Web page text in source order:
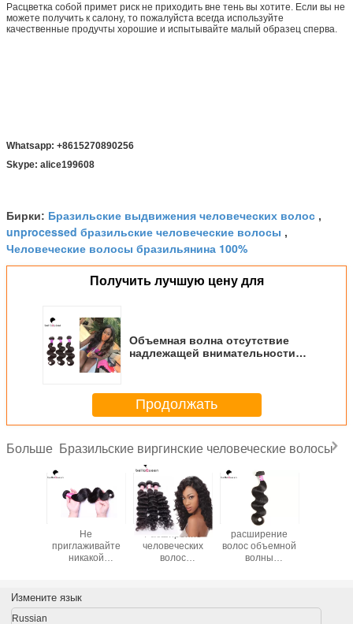
Расцветка собой примет риск не приходить вне тень вы хотите. Если вы не
можете получить к салону, то пожалуйста всегда используйте
качественные продучты хорошие и испытывайте малый образец сперва.
Whatsapp: +8615270890256
Skype: alice199608
Бирки: Бразильские выдвижения человеческих волос ,
unprocessed бразильские человеческие волосы ,
Человеческие волосы бразильянина 100%
Получить лучшую цену для
Объемная волна отсутствие
надлежащей внимательности
продолжительной
Продолжать
Больше Бразильские виргинские человеческие волосы
Не
приглаживайте
никакой
девственницы/
Расширение
человеческих
волос
расширение
волос объемной
волны
Измените язык
Russian